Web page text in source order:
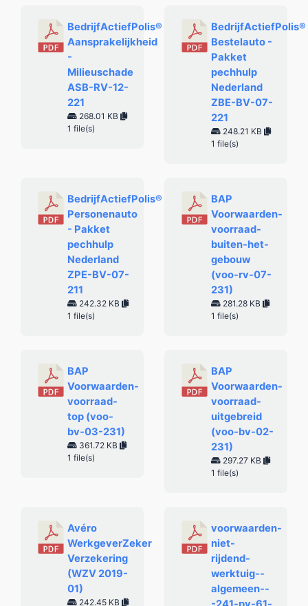
BedrijfActiefPolis®
Aansprakelijkheid
-
Milieuschade
ASB-RV-12-
221
268.01 KB
1 file(s)
BedrijfActiefPolis®
Bestelauto -
Pakket
pechhulp
Nederland
ZBE-BV-07-
221
248.21 KB
1 file(s)
BedrijfActiefPolis®
Personenauto
- Pakket
pechhulp
Nederland
ZPE-BV-07-
211
242.32 KB
1 file(s)
BAP
Voorwaarden-
voorraad-
buiten-het-
gebouw
(voo-rv-07-
231)
281.28 KB
1 file(s)
BAP
Voorwaarden-
voorraad-
top (voo-
bv-03-231)
361.72 KB
1 file(s)
BAP
Voorwaarden-
voorraad-
uitgebreid
(voo-bv-02-
231)
297.27 KB
1 file(s)
Avéro
WerkgeverZeker
Verzekering
(WZV 2019-
01)
242.45 KB
voorwaarden-
niet-
rijdend-
werktuig--
algemeen--